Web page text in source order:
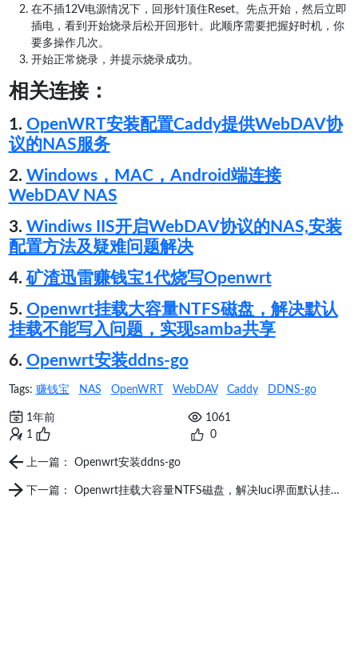
在不插12V电源情况下，回形针顶住Reset。先点开始，然后立即
插电，看到开始烧录后松开回形针。此顺序需要把握好时机，你
要多操作几次。
开始正常烧录，并提示烧录成功。
相关连接：
1. OpenWRT安装配置Caddy提供WebDAV协
议的NAS服务
2. Windows，MAC，Android端连接
WebDAV NAS
3. Windiws IIS开启WebDAV协议的NAS,安装
配置方法及疑难问题解决
4.矿渣迅雷赚钱宝1代烧写Openwrt
5. Openwrt挂载大容量NTFS磁盘，解决默认
挂载不能写入问题，实现samba共享
6. Openwrt安装ddns-go
Tags: 赚钱宝 NAS OpenWRT WebDAV Caddy DDNS-go
1年前
1061
1
0
上一篇： Openwrt安装ddns-go
下一篇： Openwrt挂载大容量NTFS磁盘，解决luci界面默认挂载只读不能写入问题，实现samba共享